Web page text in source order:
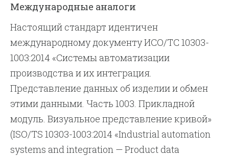
Международные аналоги
Настоящий стандарт идентичен
международному документу ИСО/ТС 10303-
1003:2014 «Системы автоматизации
производства и их интеграция.
Представление данных об изделии и обмен
этими данными. Часть 1003. Прикладной
модуль. Визуальное представление кривой»
(ISO/TS 10303-1003:2014 «Industrial automation
systems and integration — Product data